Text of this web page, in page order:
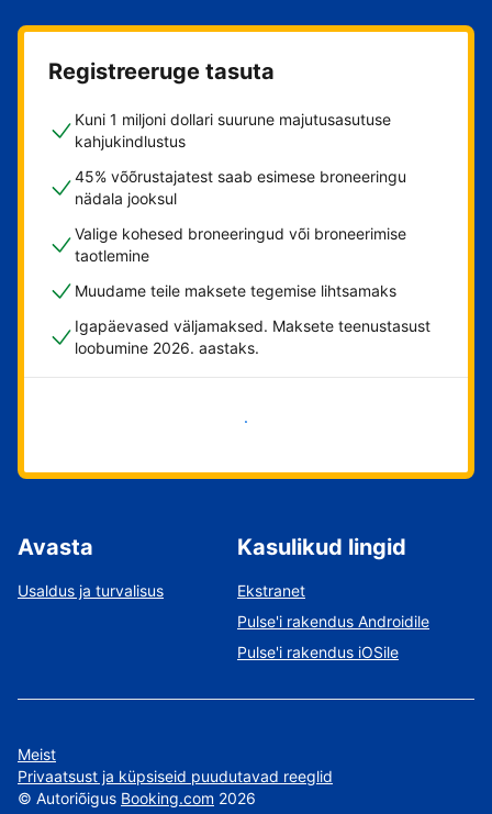
Registreeruge tasuta
Kuni 1 miljoni dollari suurune majutusasutuse
kahjukindlustus
45% võõrustajatest saab esimese broneeringu
nädala jooksul
Valige kohesed broneeringud või broneerimise
taotlemine
Muudame teile maksete tegemise lihtsamaks
Igapäevased väljamaksed. Maksete teenustasust
loobumine 2026. aastaks.
Alusta kohe
Avasta
Usaldus ja turvalisus
Kasulikud lingid
Ekstranet
Pulse'i rakendus Androidile
Pulse'i rakendus iOSile
Meist
Privaatsust ja küpsiseid puudutavad reeglid
© Autoriõigus Booking.com 2026